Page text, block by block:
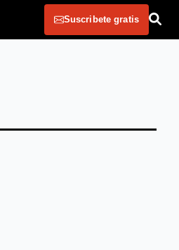
Suscribete gratis